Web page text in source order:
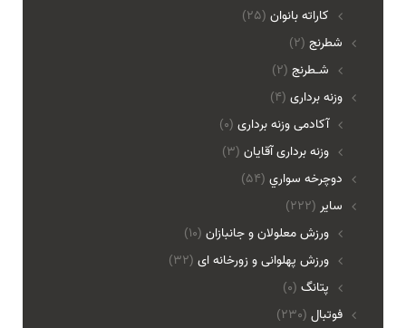
کاراته بانوان (25)
(2) شطرنج
شـطرنج (2)
(4) وزنه برداری
آکادمی وزنه برداری (0)
وزنه برداری آقایان (3)
(54) دوچرخه سواري
(222) ساير
ورزش معلولان و جانبازان (10)
ورزش پهلوانی و زورخانه ای (32)
پتانگ (0)
(230) فوتبال